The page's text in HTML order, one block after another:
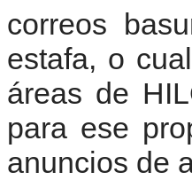
correos
estafa, o
áreas de
para ese
anuncios de